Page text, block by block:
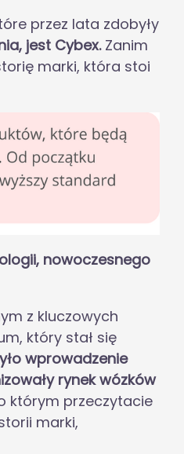
przez lata zdobyły
jest Cybex.Zanim
marki, która stoi
nowoczesnego
z kluczowych
który stał się
wprowadzenie
rynek wózków
którym przeczytacie
marki,